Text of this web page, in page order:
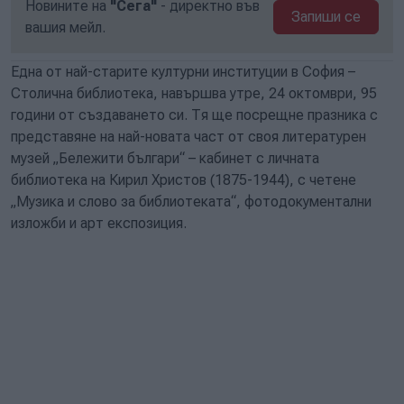
Новините на "Сега" - директно във
вашия мейл.
Запиши се
Една от най-старите културни институции в София –
Столична библиотека, навършва утре, 24 октомври, 95
години от създаването си. Тя ще посрещне празника с
представяне на най-новата част от своя литературен
музей „Бележити българи“ – кабинет с личната
библиотека на Кирил Христов (1875-1944), с четене
„Музика и слово за библиотеката“, фотодокументални
изложби и арт експозиция.